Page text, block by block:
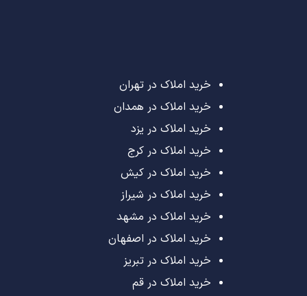
خرید املاک در تهران
خرید املاک در همدان
خرید املاک در یزد
خرید املاک در کرج
خرید املاک در کیش
خرید املاک در شیراز
خرید املاک در مشهد
خرید املاک در اصفهان
خرید املاک در تبریز
خرید املاک در قم